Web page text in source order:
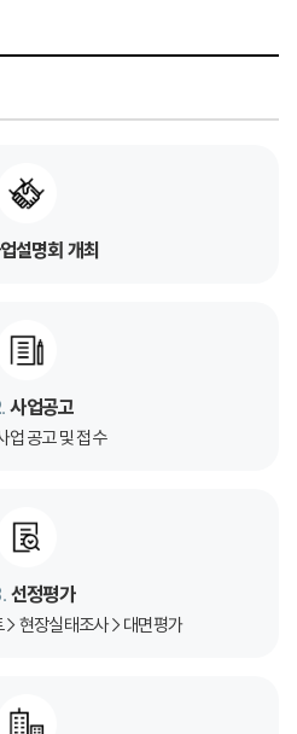
설명회 개최
사업공고
업 공고 및 접수
선정평가
> 현장실태조사 > 대면평가